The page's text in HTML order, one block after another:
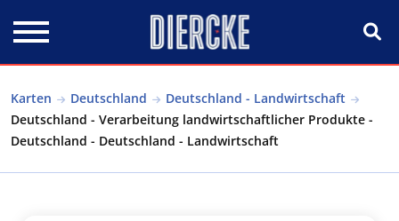
Karten Deutschland
Deutschland - Landwirtschaft
Deutschland - Verarbeitung landwirtschaftlicher Produkte -
Deutschland - Deutschland - Landwirtschaft